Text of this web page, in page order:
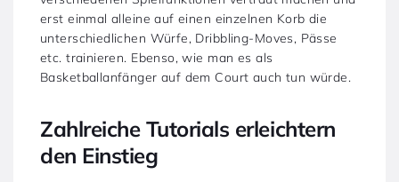
erst einmal alleine auf einen einzelnen Korb die
unterschiedlichen Würfe, Dribbling-Moves, Pässe
etc. trainieren. Ebenso, wie man es als
Basketballanfänger auf dem Court auch tun würde.
Zahlreiche Tutorials erleichtern
den Einstieg